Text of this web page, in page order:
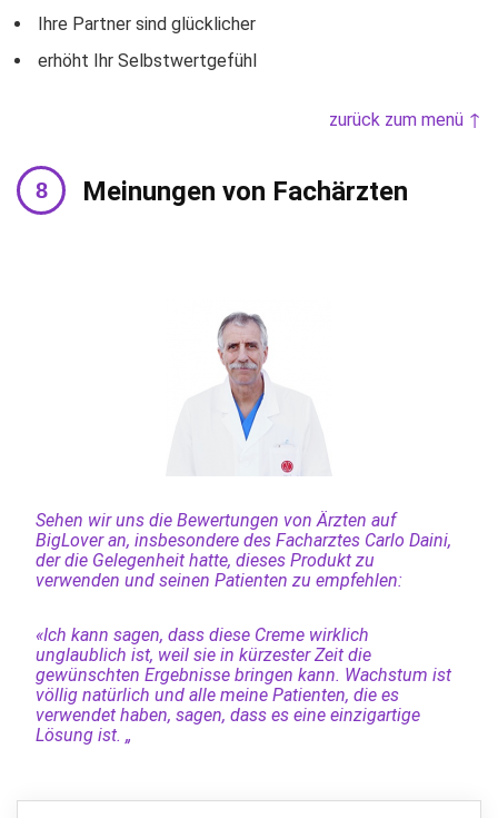
Ihre Partner sind glücklicher
erhöht Ihr Selbstwertgefühl
zurück zum menü ↑
Meinungen von Fachärzten
Sehen wir uns die Bewertungen von Ärzten auf
BigLover an, insbesondere des Facharztes Carlo Daini,
der die Gelegenheit hatte, dieses Produkt zu
verwenden und seinen Patienten zu empfehlen:
«Ich kann sagen, dass diese Creme wirklich
unglaublich ist, weil sie in kürzester Zeit die
gewünschten Ergebnisse bringen kann. Wachstum ist
völlig natürlich und alle meine Patienten, die es
verwendet haben, sagen, dass es eine einzigartige
Lösung ist. „